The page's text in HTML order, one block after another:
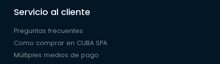
Servicio al cliente
Preguntas frecuentes
Como comprar en CUBA SPA
Múltiples medios de pago